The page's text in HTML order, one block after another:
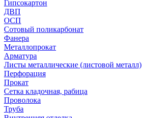
Гипсокартон
ДВП
ОСП
Сотовый поликарбонат
Фанера
Металлопрокат
Арматура
Листы металлические (листовой металл)
Перфорация
Прокат
Сетка кладочная, рабица
Проволока
Труба